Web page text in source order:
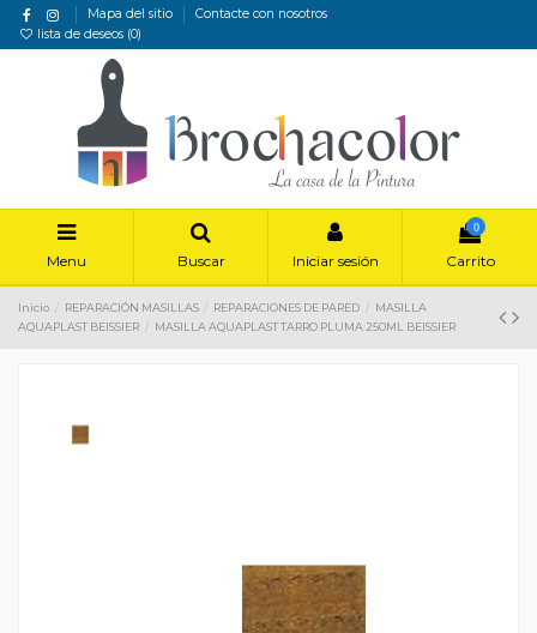
Mapa del sitio
Contacte con nosotros
lista de deseos (0)
Menu Buscar Iniciar sesión
0
Carrito
Inicio REPARACIÓN MASILLAS REPARACIONES DE PARED
MASILLA
AQUAPLAST BEISSIER
MASILLA AQUAPLAST TARRO PLUMA 250ML BEISSIER